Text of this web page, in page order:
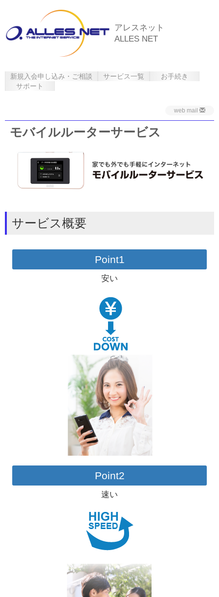
アレスネット
ALLES NET
新規入会申し込み・ご相談 サービス一覧
お手続き
サポート
web mail
モバイルルーターサービス
サービス概要
Point1
安い
Point2
速い